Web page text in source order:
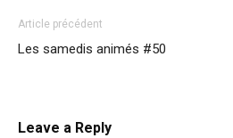
Article précédent
Les samedis animés #50
Leave a Reply